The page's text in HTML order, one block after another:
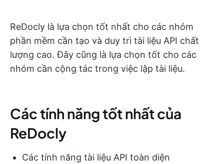
ReDocly là lựa chọn tốt nhất cho các nhóm
phần mềm cần tạo và duy trì tài liệu API chất
lượng cao. Đây cũng là lựa chọn tốt cho các
nhóm cần cộng tác trong việc lập tài liệu.
Các tính năng tốt nhất của
ReDocly
Các tính năng tài liệu API toàn diện